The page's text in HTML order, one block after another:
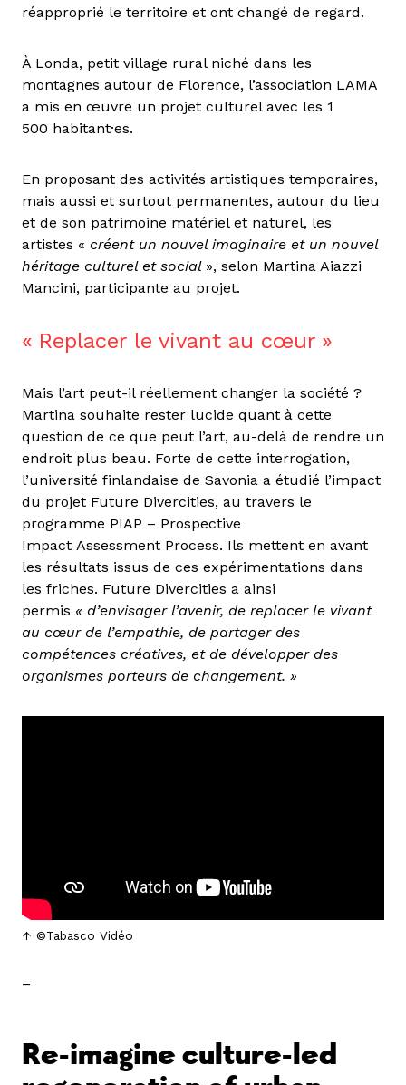
réapproprié le territoire et ont changé de regard.
À Londa, petit village rural niché dans les
montagnes autour de Florence, l’association LAMA
a mis en œuvre un projet culturel avec les 1
500 habitant·es.
En proposant des activités artistiques temporaires,
mais aussi et surtout permanentes, autour du lieu
et de son patrimoine matériel et naturel, les
artistes « créent un nouvel imaginaire et un nouvel
héritage culturel et social », selon Martina Aiazzi
Mancini, participante au projet.
Replacer le vivant au cœur
Mais l’art peut-il réellement changer la société ?
Martina souhaite rester lucide quant à cette
question de ce que peut l’art, au-delà de rendre un
endroit plus beau. Forte de cette interrogation,
l’université finlandaise de Savonia a étudié l’impact
du projet Future Divercities, au travers le
programme PIAP – Prospective
Impact Assessment Process. Ils mettent en avant
les résultats issus de ces expérimentations dans
les friches. Future Divercities a ainsi
permis « d’envisager l’avenir, de replacer le vivant
au cœur de l’empathie, de partager des
compétences créatives, et de développer des
organismes porteurs de changement. »
©Tabasco Vidéo
–
Re-imagine culture-led